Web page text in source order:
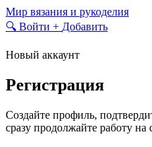
Skip
to
Мир вязания и рукоделия
🔍 Войти + Добавить
Новый аккаунт
Регистрация
Создайте профиль,
сразу продолжайте работу на